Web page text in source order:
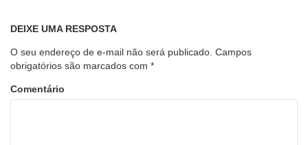
DEIXE UMA RESPOSTA
O seu endereço de e-mail não será publicado. Campos
obrigatórios são marcados com *
Comentário